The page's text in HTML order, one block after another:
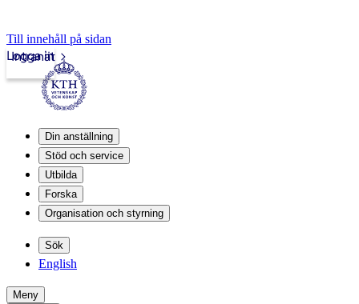
Till innehåll på sidan
Intranät
Logga in
Din anställning
Stöd och service
Utbilda
Forska
Organisation och styrning
Sök
English
Meny